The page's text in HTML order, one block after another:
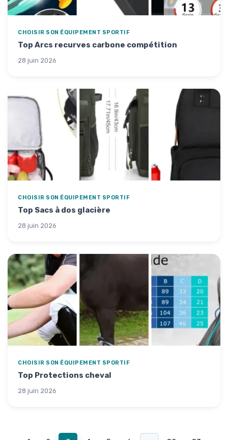
CHOISIR SON ÉQUIPEMENT SPORTIF
Top Arcs recurves carbone compétition
28 juin 2026
CHOISIR SON ÉQUIPEMENT SPORTIF
Top Sacs à dos glacière
28 juin 2026
CHOISIR SON ÉQUIPEMENT SPORTIF
Top Protections cheval
28 juin 2026